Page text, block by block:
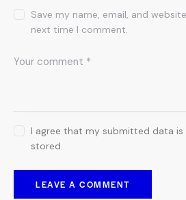
Save my name, email, and
next time I comment.
I agree that my submitted data
stored.